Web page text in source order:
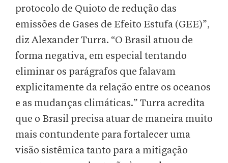
protocolo de Quioto de redução das
emissões de Gases de Efeito Estufa (GEE)”,
diz Alexander Turra. “O Brasil atuou de
forma negativa, em especial tentando
eliminar os parágrafos que falavam
explicitamente da relação entre os oceanos
e as mudanças climáticas.” Turra acredita
que o Brasil precisa atuar de maneira muito
mais contundente para fortalecer uma
visão sistêmica tanto para a mitigação